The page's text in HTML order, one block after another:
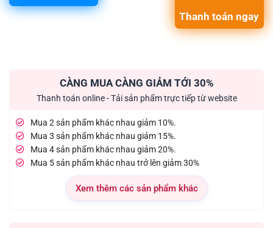
Thanh toán ngay
CÀNG MUA CÀNG GIẢM TỚI 30%
Thanh toán online - Tải sản phẩm trực tiếp từ website
Mua 2 sản phẩm khác nhau giảm 10%.
Mua 3 sản phẩm khác nhau giảm 15%.
Mua 4 sản phẩm khác nhau giảm 20%.
Mua 5 sản phẩm khác nhau trở lên giảm 30%
Xem thêm các sản phẩm khác